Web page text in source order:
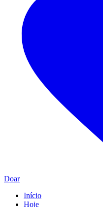
Doar
Início
Hoje